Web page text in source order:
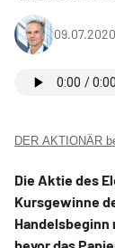
DER AKTIONÄR
Die Aktie des
Kursgewinne
Handelsbeginn